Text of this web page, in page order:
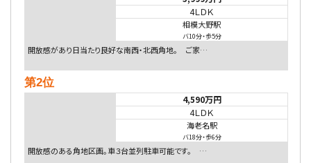
4ＬＤＫ
相模大野駅
バ10分・歩5分
開放感があり日当たり良好な南西・北西角地。 ご家…
第2位
4,590万円
4ＬＤＫ
海老名駅
バ18分・歩6分
開放感のある角地区画。車３台並列駐車可能です。 …